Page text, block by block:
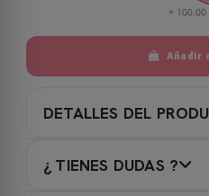
Añadir
DETALLES DEL
¿ TIENES DUDAS ?